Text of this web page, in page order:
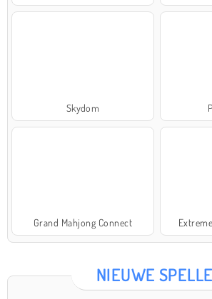
Skydom
Grand Mahjong Connect
NIEUWE